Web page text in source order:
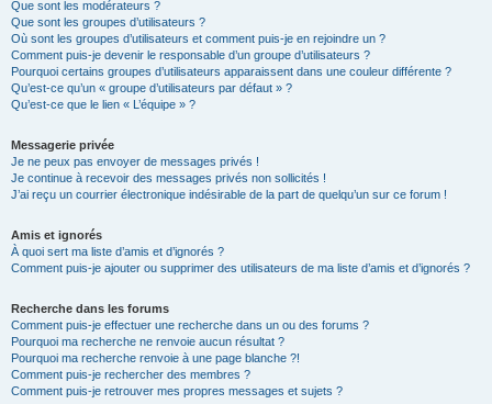
Que sont les modérateurs ?
Que sont les groupes d’utilisateurs ?
Où sont les groupes d’utilisateurs et comment puis-je en rejoindre un ?
Comment puis-je devenir le responsable d’un groupe d’utilisateurs ?
Pourquoi certains groupes d’utilisateurs apparaissent dans une couleur différente ?
Qu’est-ce qu’un « groupe d’utilisateurs par défaut » ?
Qu’est-ce que le lien « L’équipe » ?
Messagerie privée
Je ne peux pas envoyer de messages privés !
Je continue à recevoir des messages privés non sollicités !
J’ai reçu un courrier électronique indésirable de la part de quelqu’un sur ce forum !
Amis et ignorés
À quoi sert ma liste d’amis et d’ignorés ?
Comment puis-je ajouter ou supprimer des utilisateurs de ma liste d’amis et d’ignorés ?
Recherche dans les forums
Comment puis-je effectuer une recherche dans un ou des forums ?
Pourquoi ma recherche ne renvoie aucun résultat ?
Pourquoi ma recherche renvoie à une page blanche ?!
Comment puis-je rechercher des membres ?
Comment puis-je retrouver mes propres messages et sujets ?